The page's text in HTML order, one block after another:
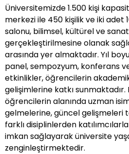
Üniversitemizde 1.500 kişi
merkezi ile 450 kişilik ve iki adet
salonu, bilimsel, kültürel ve
gerçekleştirilmesine olanak
arasında yer almaktadır. Yıl
panel, sempozyum, konferans
etkinlikler, öğrencilerin
gelişimlerine katkı sunmaktadır.
öğrencilerin alanında uzman
gelmelerine, güncel gelişmeleri
farklı disiplinlerden
imkan sağlayarak üniversite
zenginleştirmektedir.